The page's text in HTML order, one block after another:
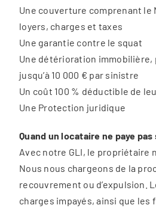
Une couverture comprenant le
loyers, charges et taxes
Une garantie contre le squat
Une détérioration immobilière,
jusqu’à 10 000 € par sinistre
Un coût 100 % déductible de
Une Protection juridique
Quand un locataire ne paye pas
Avec notre GLI, le propriétaire
Nous nous chargeons de la
recouvrement ou d’expulsion.
charges impayés, ainsi que les